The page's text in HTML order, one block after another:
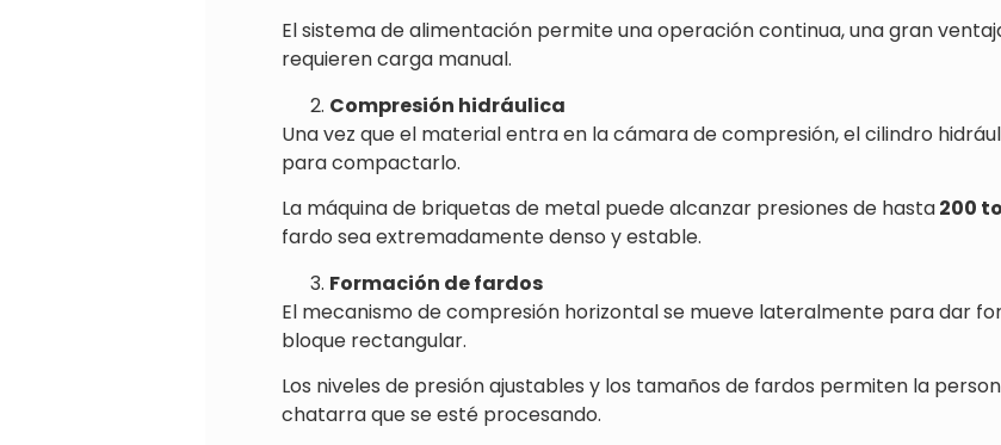
El sistema de alimentación permite una operación continua, una gran
requieren carga manual.
Compresión hidráulica
Una vez que el material entra en la cámara de compresión, el cilindro
para compactarlo.
La máquina de briquetas de metal puede alcanzar presiones de hasta200
fardo sea extremadamente denso y estable.
Formación de fardos
El mecanismo de compresión horizontal se mueve lateralmente para dar
bloque rectangular.
Los niveles de presión ajustables y los tamaños de fardos permiten la
chatarra que se esté procesando.